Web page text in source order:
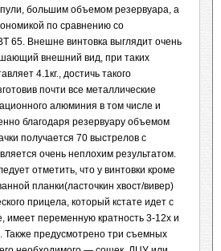
большим объемом резервуара, а
по сравнению со
65. Внешне винтовка выглядит очень
внешний вид, при таких
4.1кг., достичь такого
почти все металлические
алюминия в том числе и
благодаря резервуару объемом
получается 70 выстрелов с
очень неплохим результатом.
отметить, что у винтовки кроме
планки(ласточкин хвост/вивер)
прицела, который кстате идет с
имеет переменную кратность 3-12х и
предусмотрено три съемных